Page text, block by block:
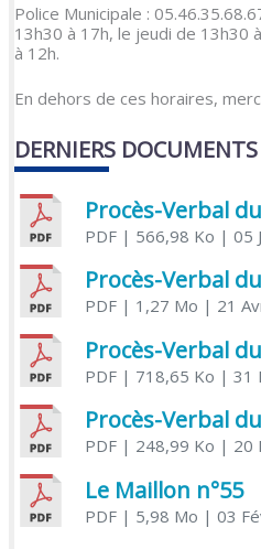
Police Municipale :
13h30 à 17h, le jeudi de 13h30
à 12h.
En dehors de ces horaires,
DERNIERS DOCUMENTS
PDF| 566,98 Ko | 05
PDF| 1,27 Mo | 21
PDF| 718,65 Ko | 31
PDF| 248,99 Ko | 20
Le Maillon n°55
PDF| 5,98 Mo | 03